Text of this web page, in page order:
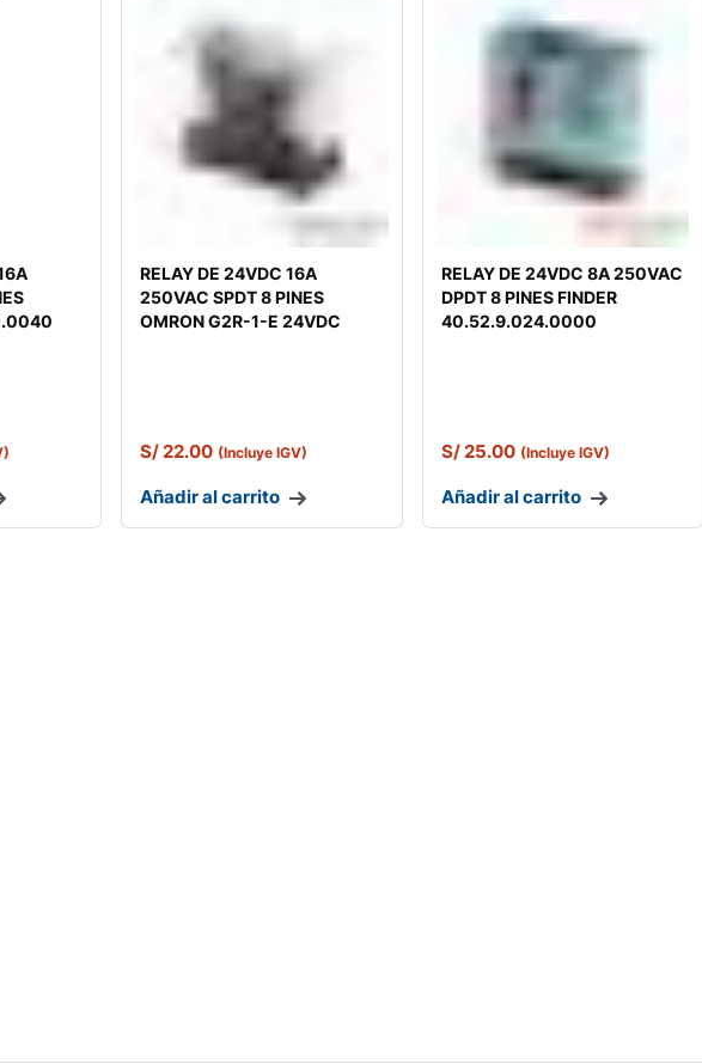
RELAY DE 24VDC 16A
250VAC SPDT 8 PINES
OMRON G2R-1-E 24VDC
S/22.00 (Incluye IGV)
Añadir al carrito
RELAY DE 24VDC 8A 250VAC
DPDT 8 PINES FINDER
40.52.9.024.0000
S/25.00 (Incluye IGV)
Añadir al carrito